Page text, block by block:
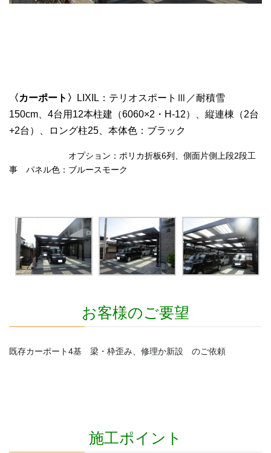
〈カーポート〉
LIXIL：テリオスポートⅢ／耐積雪
150cm、4台用12本柱建（6060×2・H-12）、縦連棟（2台
+2台）、ロング柱25、 本体色：ブラック
オプション：ポリカ折板6列、側面片側上段2段工
事 パネル色：ブルースモーク
お客様のご要望
既存カーポート4基 梁・枠歪み、修理か新設 のご依頼
施工ポイント